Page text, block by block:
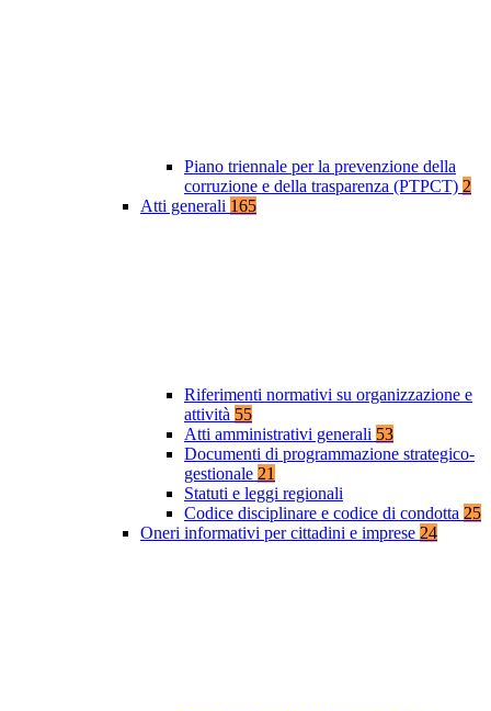
Piano triennale per la prevenzione della
corruzione e della trasparenza (PTPCT) 2
Atti generali 165
Riferimenti normativi su organizzazione e
attività 55
Atti amministrativi generali 53
Documenti di programmazione strategico-
gestionale 21
Statuti e leggi regionali
Codice disciplinare e codice di condotta 25
Oneri informativi per cittadini e imprese 24